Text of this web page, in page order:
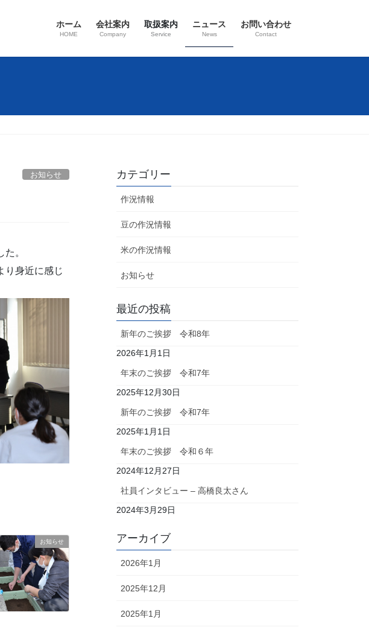
ホーム
HOME
会社案内
Company
取扱案内
Service
ニュース
News
お問い合わせ
Contact
お知らせ
。
り身近に感じ
お知らせ
カテゴリー
作況情報
豆の作況情報
米の作況情報
お知らせ
最近の投稿
新年のご挨拶 令和8年
2026年1月1日
年末のご挨拶 令和7年
2025年12月30日
新年のご挨拶 令和7年
2025年1月1日
年末のご挨拶 令和６年
2024年12月27日
社員インタビュー – 高橋良太さん
2024年3月29日
アーカイブ
2026年1月
2025年12月
2025年1月